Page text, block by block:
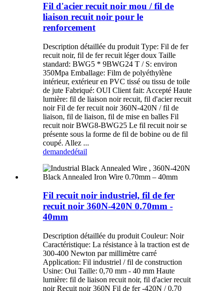
Fil d'acier recuit noir mou / fil de
liaison recuit noir pour le
renforcement
Description détaillée du produit Type: Fil de fer
recuit noir, fil de fer recuit léger doux Taille
standard: BWG5 * 9BWG24 T / S: environ
350Mpa Emballage: Film de polyéthylène
intérieur, extérieur en PVC tissé ou tissu de toile
de jute Fabriqué: OUI Client fait: Accepté Haute
lumière: fil de liaison noir recuit, fil d'acier recuit
noir Fil de fer recuit noir 360N-420N / fil de
liaison, fil de liaison, fil de mise en balles Fil
recuit noir BWG8-BWG25 Le fil recuit noir se
présente sous la forme de fil de bobine ou de fil
coupé. Allez ...
demandedétail
Fil recuit noir industriel, fil de fer
recuit noir 360N-420N 0.70mm -
40mm
Description détaillée du produit Couleur: Noir
Caractéristique: La résistance à la traction est de
300-400 Newton par millimètre carré
Application: Fil industriel / fil de construction
Usine: Oui Taille: 0,70 mm - 40 mm Haute
lumière: fil de liaison recuit noir, fil d'acier recuit
noir Recuit noir 360N Fil de fer -420N / 0,70